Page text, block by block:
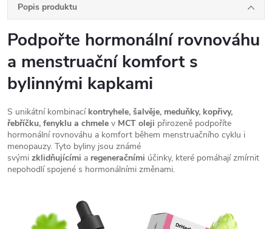
Popis produktu
Podpořte hormonální rovnováhu
a menstruační komfort s
bylinnými kapkami
S unikátní kombinací kontryhele, šalvěje, meduňky, kopřivy,
řebříčku, fenyklu a chmele v MCT oleji přirozeně podpoříte
hormonální rovnováhu a komfort během menstruačního cyklu i
menopauzy. Tyto byliny jsou známé
svými zklidňujícími a regeneračními účinky, které pomáhají zmírnit
nepohodlí spojené s hormonálními změnami.